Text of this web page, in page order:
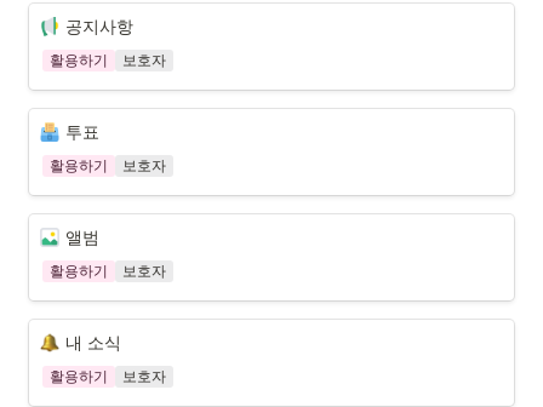
공지사항
활용하기 보호자
투표
활용하기 보호자
앨범
활용하기 보호자
내 소식
활용하기 보호자